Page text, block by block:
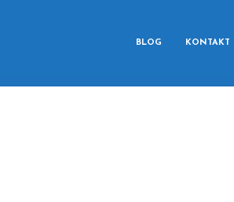
BLOG KONTAKT